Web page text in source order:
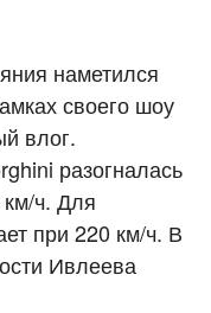
наметился
своего шоу
влог.
разогналась
км/ч. Для
при 220 км/ч. В
Ивлеева